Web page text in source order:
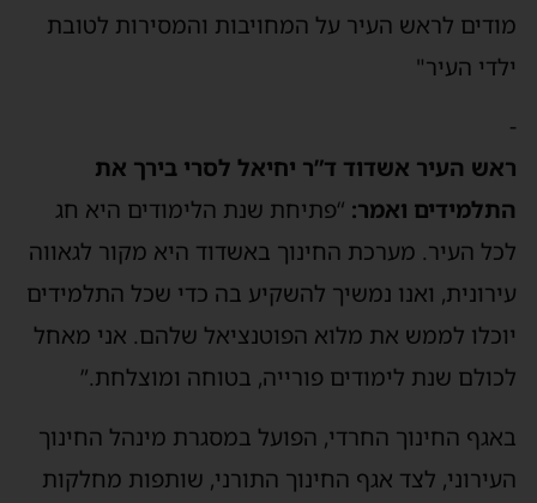
מודים לראש העיר על המחויבות והמסירות לטובת
ילדי העיר"
-
ראש העיר אשדוד ד”ר יחיאל לסרי בירך את
התלמידים ואמר: “פתיחת שנת הלימודים היא חג
לכל העיר. מערכת החינוך באשדוד היא מקור לגאווה
עירונית, ואנו נמשיך להשקיע בה כדי שכל התלמידים
יוכלו לממש את מלוא הפוטנציאל שלהם. אני מאחל
לכולם שנת לימודים פורייה, בטוחה ומוצלחת.”
באגף החינוך החרדי, הפועל במסגרת מינהל החינוך
העירוני, לצד אגף החינוך התורני, שותפות מחלקות